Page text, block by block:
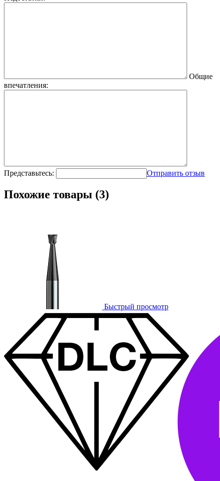
Общие
впечатления:
Представьтесь: Отправить отзыв
Похожие товары (3)
Быстрый просмотр